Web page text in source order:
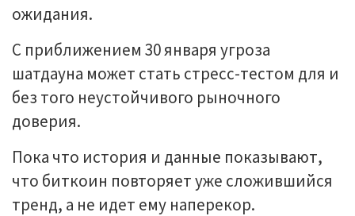
ожидания.
С приближением 30 января угроза
шатдауна может стать стресс-тестом для и
без того неустойчивого рыночного
доверия.
Пока что история и данные показывают,
что биткоин повторяет уже сложившийся
тренд, а не идет ему наперекор.